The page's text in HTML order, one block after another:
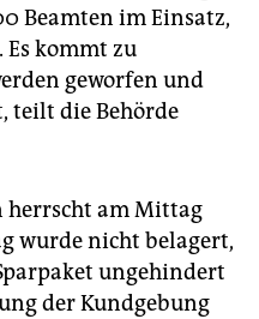
Beamten im Einsatz,
kommt zu
geworfen und
teilt die Behörde
herrscht am Mittag
wurde nicht belagert,
ungehindert
der Kundgebung